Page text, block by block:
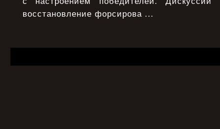
восстановление форсирова ...